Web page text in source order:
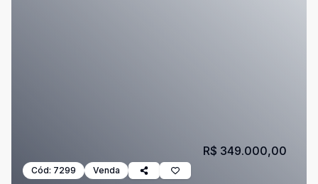
Cód: 7299 Venda
R$ 349.000,00